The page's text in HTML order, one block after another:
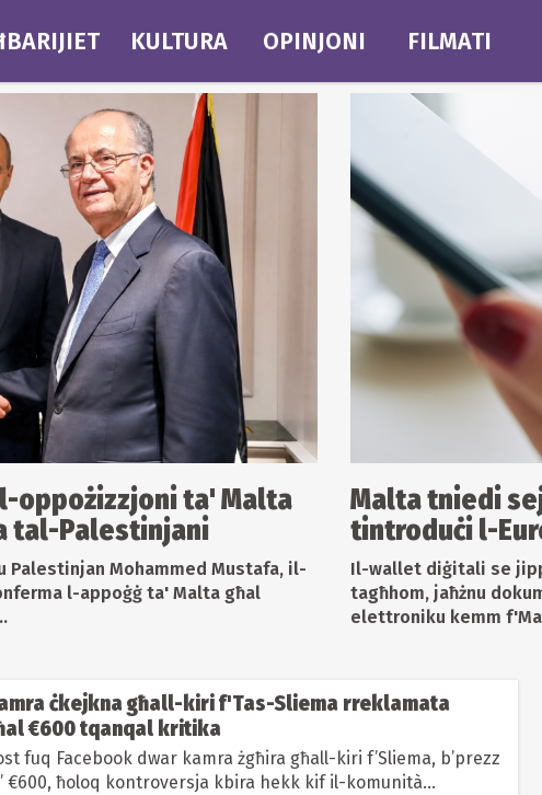
KULTURA OPINJONI FILMATI
oppożizzjoni ta' Malta
tal-Palestinjani
Palestinjan Mohammed Mustafa, il-
l-appoġġ ta' Malta għal
Malta tniedi
tintroduċi l-
Il-wallet diġitali se
tagħhom, jaħżnu
elettroniku kemm
ċkejkna għall-kiri f'Tas-Sliema rreklamata
€600 tqanqal kritika
fuq Facebook dwar kamra żgħira għall-kiri f’Sliema, b’prezz
€600, ħoloq kontroversja kbira hekk kif il-komunità...